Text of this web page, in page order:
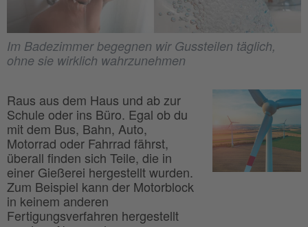
Im Badezimmer begegnen wir Gussteilen täglich,
ohne sie wirklich wahrzunehmen
Raus aus dem Haus und ab zur
Schule oder ins Büro. Egal ob du
mit dem Bus, Bahn, Auto,
Motorrad oder Fahrrad fährst,
überall finden sich Teile, die in
einer Gießerei hergestellt wurden.
Zum Beispiel kann der Motorblock
in keinem anderen
Fertigungsverfahren hergestellt